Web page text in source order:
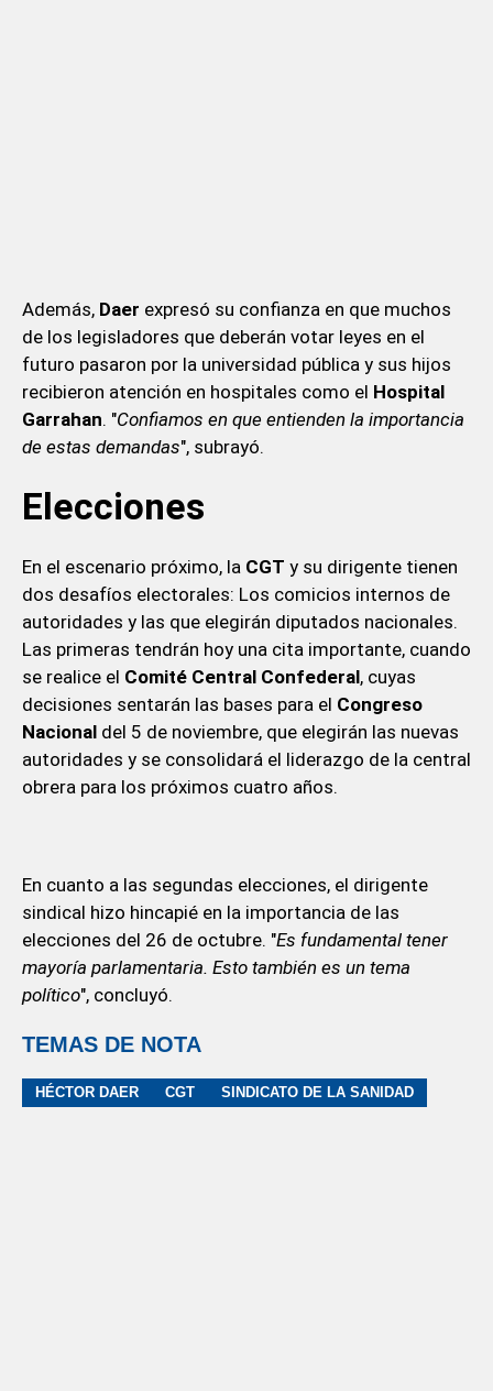
Además, Daer expresó su confianza en que muchos
de los legisladores que deberán votar leyes en el
futuro pasaron por la universidad pública y sus hijos
recibieron atención en hospitales como el Hospital
Garrahan. "Confiamos en que entienden la importancia
de estas demandas", subrayó.
Elecciones
En el escenario próximo, la CGT y su dirigente tienen
dos desafíos electorales: Los comicios internos de
autoridades y las que elegirán diputados nacionales.
Las primeras tendrán hoy una cita importante, cuando
se realice el Comité Central Confederal, cuyas
decisiones sentarán las bases para el Congreso
Nacionaldel 5 de noviembre, que elegirán las nuevas
autoridades y se consolidará el liderazgo de la central
obrera para los próximos cuatro años.
En cuanto a las segundas elecciones, el dirigente
sindical hizo hincapié en la importancia de las
elecciones del 26 de octubre. "Es fundamental tener
mayoría parlamentaria. Esto también es un tema
político", concluyó.
TEMAS DE NOTA
HÉCTOR DAER CGT SINDICATO DE LA SANIDAD